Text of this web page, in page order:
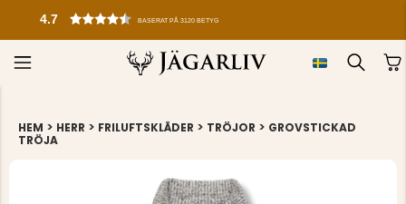
KUNDTJÄNST: 0325-145599
HEM > HERR > FRILUFTSKLÄDER > TRÖJOR > GROVSTICKAD
TRÖJA